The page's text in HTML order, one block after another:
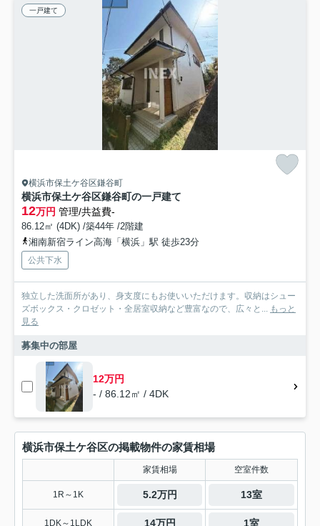
一戸建て
横浜市保土ケ谷区鎌谷町
横浜市保土ケ谷区鎌谷町の一戸建て
12万円 管理/共益費-
86.12㎡ (4DK) /築44年 /2階建
湘南新宿ライン高海「横浜」駅 徒歩23分
公共下水
独立した洗面所があり、身支度にもお使いいただけます。収納はシュー
ズボックス・クロゼット・全居室収納など豊富なので、広々と... もっと
見る
募集中の部屋
12万円
- / 86.12㎡ / 4DK
横浜市保土ケ谷区の掲載物件の家賃相場
家賃相場 空室件数
1R～1K 5.2万円 13室
1DK～1LDK 14万円 1室